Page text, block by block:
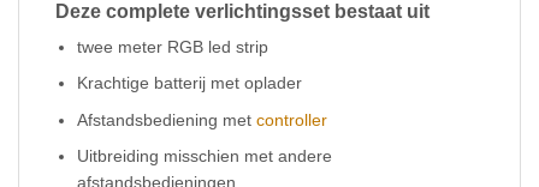
Deze complete verlichtingsset bestaat uit
twee meter RGB led strip
Krachtige batterij met oplader
Afstandsbediening metcontroller
Uitbreiding misschien met andere
afstandsbedieningen